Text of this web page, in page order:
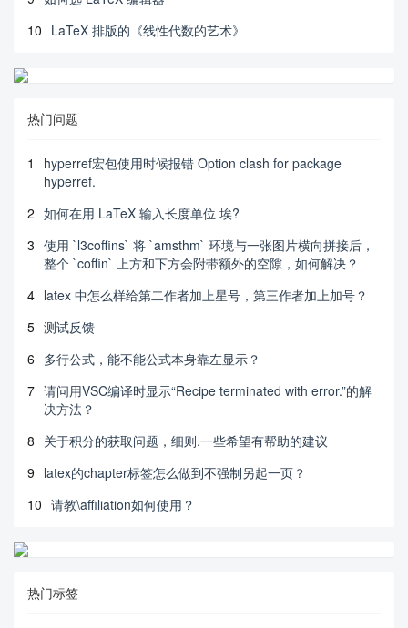
10 LaTeX 排版的《线性代数的艺术》
热门问题
1
hyperref宏包使用时候报错 Option clash for package
hyperref.
2 如何在用 LaTeX 输入长度单位 埃?
3 使用 `l3coffins` 将 `amsthm` 环境与一张图片横向拼接后，
整个 `coffin` 上方和下方会附带额外的空隙，如何解决？
4 latex 中怎么样给第二作者加上星号，第三作者加上加号？
5 测试反馈
6 多行公式，能不能公式本身靠左显示？
7 请问用VSC编译时显示“Recipe terminated with error.”的解
决方法？
8 关于积分的获取问题，细则.一些希望有帮助的建议
9 latex的chapter标签怎么做到不强制另起一页？
10 请教\affiliation如何使用？
热门标签